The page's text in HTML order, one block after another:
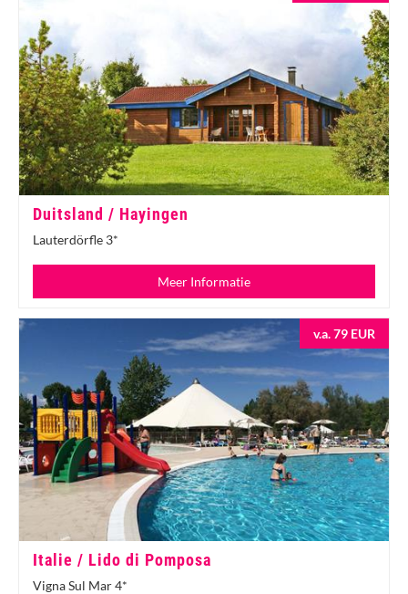
Duitsland / Hayingen
Lauterdörfle 3*
Meer Informatie
v.a. 79 EUR
Italie / Lido di Pomposa
Vigna Sul Mar 4*